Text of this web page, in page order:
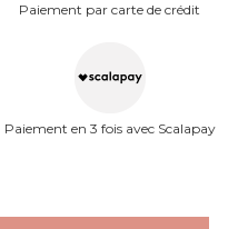
Paiement par carte de crédit
Paiement en 3 fois avec Scalapay